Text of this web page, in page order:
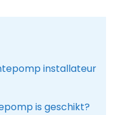
installateur
is geschikt?